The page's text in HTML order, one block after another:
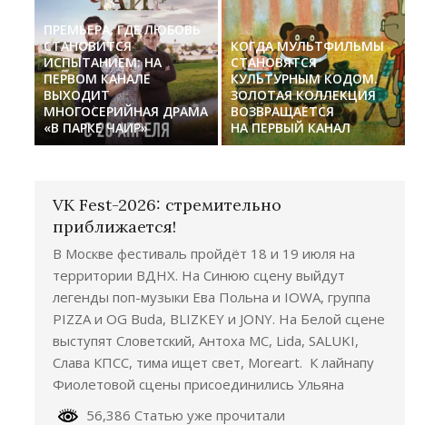
ПРЕМЬЕРА, ГДЕ ЛЮБОВЬ
СТАНОВИТСЯ
ИСПЫТАНИЕМ: НА
ПЕРВОМ КАНАЛЕ
ВЫХОДИТ
МНОГОСЕРИЙНАЯ ДРАМА
«В ПАРКЕ ЧАИР»
КОГДА МУЛЬТФИЛЬМЫ
СТАНОВЯТСЯ
КУЛЬТУРНЫМ КОДОМ.
ЗОЛОТАЯ КОЛЛЕКЦИЯ
ВОЗВРАЩАЕТСЯ
НА ПЕРВЫЙ КАНАЛ
VK Fest-2026: стремительно
приближается!
В Москве фестиваль пройдёт 18 и 19 июля на
территории ВДНХ. На Синюю сцену выйдут
легенды поп-музыки Ева Польна и IOWA, группа
PIZZA и OG Buda, BLIZKEY и JONY. На Белой сцене
выступят Словетский, Антоха МС, Lida, SALUKI,
Слава КПСС, тима ищет свет, Moreart. К лайнапу
Фиолетовой сцены присоединились Ульяна
56,386 Статью уже прочитали